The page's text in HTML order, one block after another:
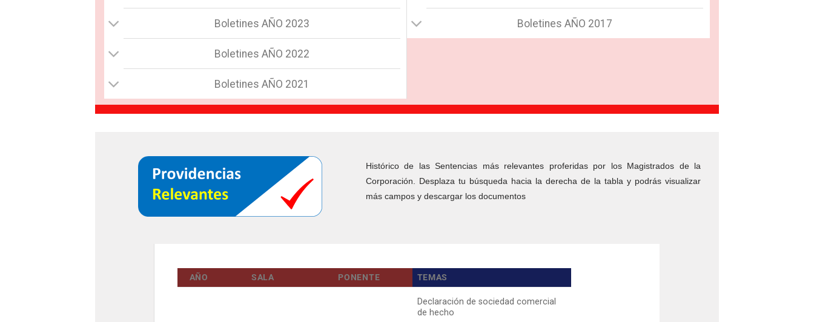
Boletines AÑO 2023
Boletines AÑO 2022
Boletines AÑO 2021
Boletines AÑO 2017
Histórico de las Sentencias más relevantes proferidas por los Magistrados de la
Corporación. Desplaza tu búsqueda hacia la derecha de la tabla y podrás visualizar
más campos y descargar los documentos
AÑO SALA PONENTE TEMAS
Declaración de sociedad comercial
de hecho